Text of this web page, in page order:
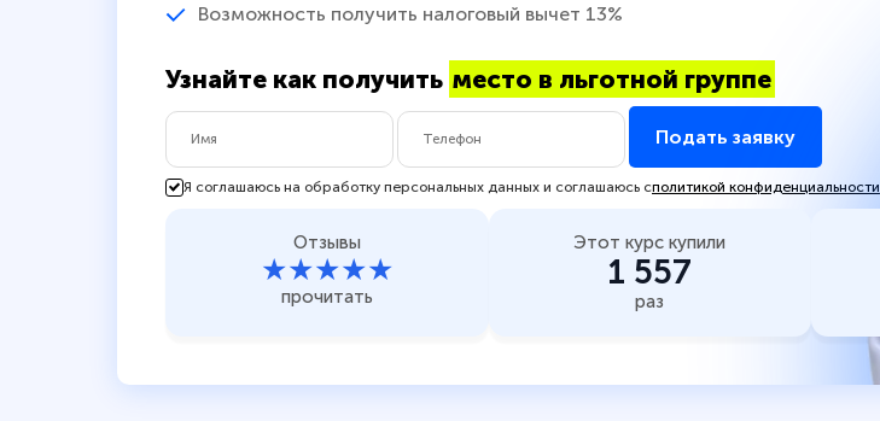
Возможность получить налоговый вычет 13%
Узнайте как получить место в льготной группе
Подать заявку
Я соглашаюсь на обработку персональных данных и соглашаюсь сполитикой конфиденциальности
Отзывы
★★★★★
прочитать
Этот курс купили
1 557
раз